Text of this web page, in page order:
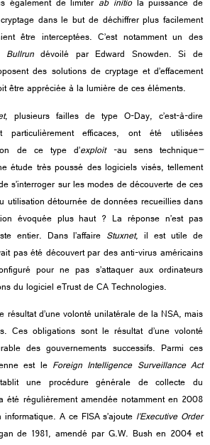
également de limiterab initiola puissance de
dans le but de déchiffrer plus facilement
être interceptées. C’est notamment un des
Bullrundévoilé par Edward Snowden. Si de
des solutions de cryptage et d’effacement
être appréciée à la lumière de ces éléments.
, plusieurs failles de type O-Day, c’est-à-dire
particulièrement efficaces, ont été utilisées
de ce type d’exploit -au sens technique–
étude très poussé des logiciels visés, tellement
s’interroger sur les modes de découverte de ces
utilisation détournée de données recueillies dans
évoquée plus haut ? La réponse n’est pas
entier. Dans l’affaire Stuxnet, il est utile de
pas été découvert par des anti-virus américains
pour ne pas s’attaquer aux ordinateurs
du logiciel eTrust de CA Technologies.
résultat d’une volonté unilatérale de la NSA, mais
Ces obligations sont le résultat d’une volonté
des gouvernements successifs. Parmi ces
est le Foreign Intelligence Surveillance Act
une procédure générale de collecte du
été régulièrement amendée notamment en 2008
A ce FISA s’ajoute l’Executive Order
de 1981, amendé par G.W. Bush en 2004 et